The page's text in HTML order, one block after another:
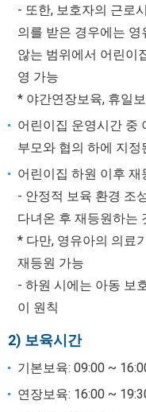
- 또한, 보호자의 근로
의를 받은 경우에는
않는 범위에서 어린이
영 가능
* 야간연장보육, 휴일
어린이집 운영시간 중
부모와 협의 하에 지
어린이집 하원 이후 재
- 안정적 보육 환경 조
다녀온 후 재등원하는
* 다만, 영유아의 의료
재등원 가능
- 하원 시에는 아동 보
이 원칙
2) 보육시간
기본보육: 09:00 ~
연장보육: 16:00 ~